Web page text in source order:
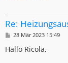
Re:
B
i
t
28 Mär 2023 15:49
Hallo Ricola,